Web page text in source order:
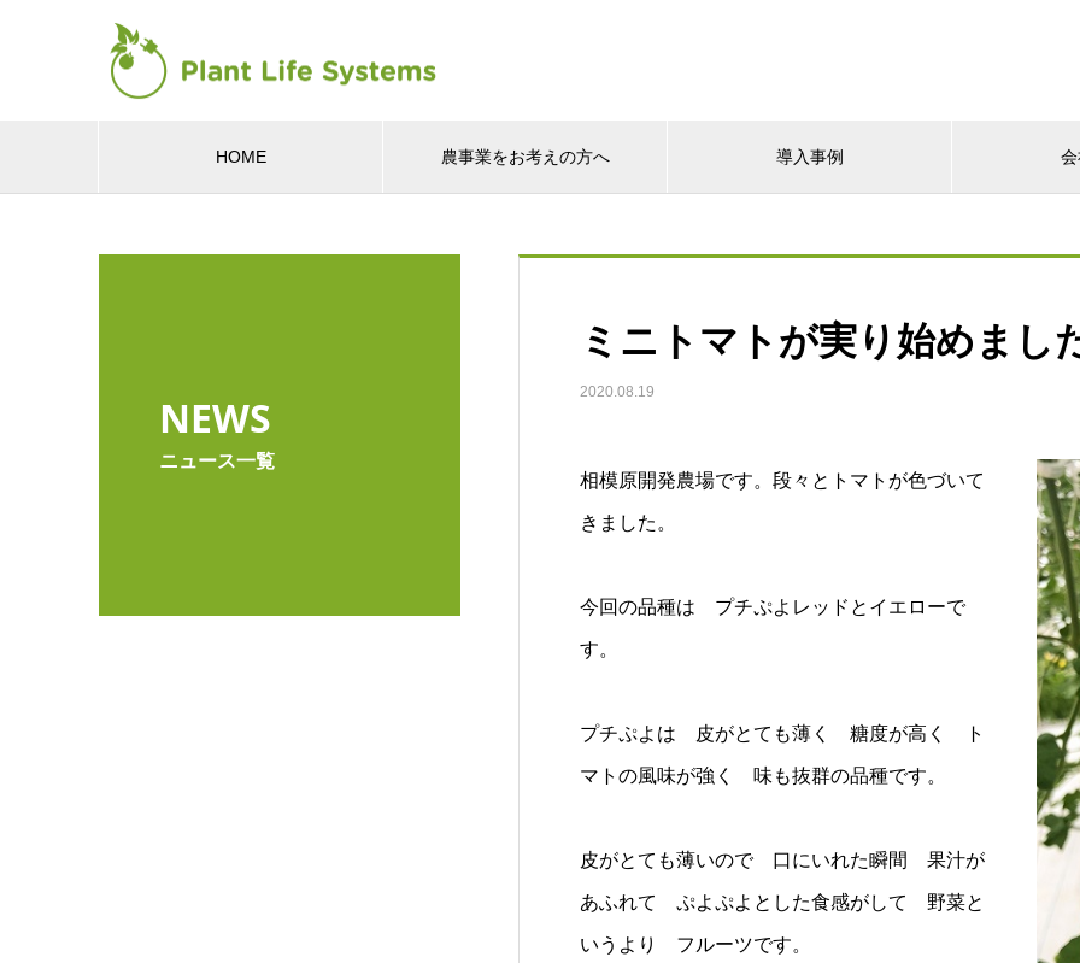
HOME 農事業をお考えの方へ 導入事例
NEWS
ニュース一覧
ミニトマトが実り始めまし
2020.08.19
相模原開発農場です。段々とトマトが色づいて
きました。
今回の品種は プチぷよレッドとイエローで
す。
プチぷよは 皮がとても薄く 糖度が高く ト
マトの風味が強く 味も抜群の品種です。
皮がとても薄いので 口にいれた瞬間 果汁が
あふれて ぷよぷよとした食感がして 野菜と
いうより フルーツです。